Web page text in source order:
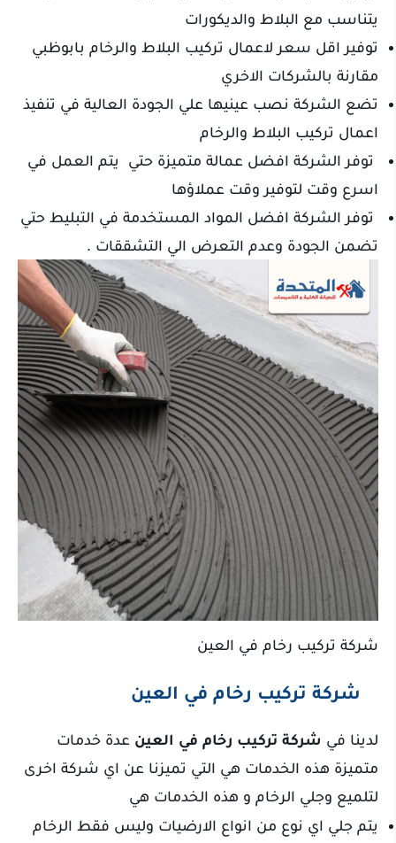
يتناسب مع البلاط والديكورات
توفير اقل سعر لاعمال تركيب البلاط والرخام بابوظبي
مقارنة بالشركات الاخري
تضع الشركة نصب عينيها علي الجودة العالية في تنفيذ
اعمال تركيب البلاط والرخام
توفر الشركة افضل عمالة متميزة حتي يتم العمل في
اسرع وقت لتوفير وقت عملاؤها
توفر الشركة افضل المواد المستخدمة في التبليط حتي
تضمن الجودة وعدم التعرض الي التشققات .
شركة تركيب رخام في العين
شركة تركيب رخام في العين
لدينا في شركة تركيب رخام في العين عدة خدمات
متميزة هذه الخدمات هي التي تميزنا عن اي شركة اخرى
لتلميع وجلي الرخام و هذه الخدمات هي
يتم جلي اي نوع من انواع الارضيات وليس فقط الرخام